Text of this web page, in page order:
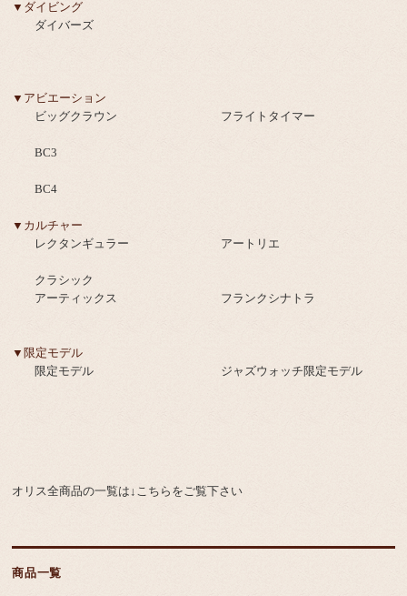
▼ダイビング
ダイバーズ
▼アビエーション
ビッグクラウン
フライトタイマー
BC3
BC4
▼カルチャー
レクタンギュラー
アートリエ
クラシック
アーティックス
フランクシナトラ
▼限定モデル
限定モデル
ジャズウォッチ限定モデル
オリス全商品の一覧は↓こちらをご覧下さい
商品一覧